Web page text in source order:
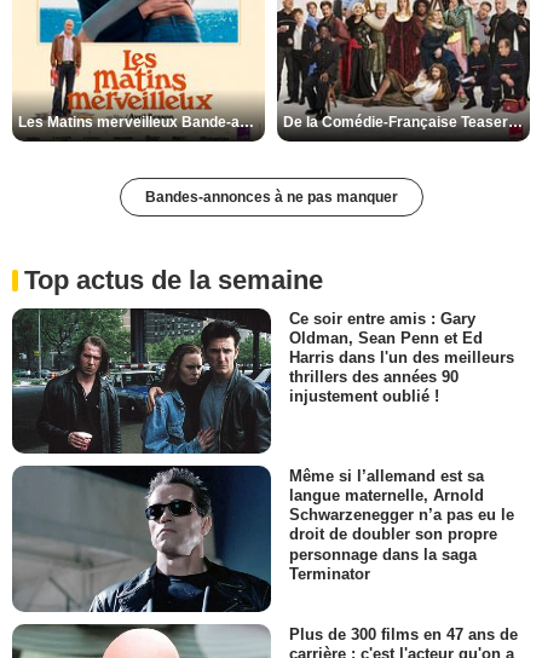
Les Matins merveilleux Bande-annonce VF De la Comédie-Française Teaser VF
Bandes-annonces à ne pas manquer
Top actus de la semaine
Ce soir entre amis : Gary
Oldman, Sean Penn et Ed
Harris dans l'un des meilleurs
thrillers des années 90
injustement oublié !
Même si l’allemand est sa
langue maternelle, Arnold
Schwarzenegger n’a pas eu le
droit de doubler son propre
personnage dans la saga
Terminator
Plus de 300 films en 47 ans de
carrière : c'est l'acteur qu'on a